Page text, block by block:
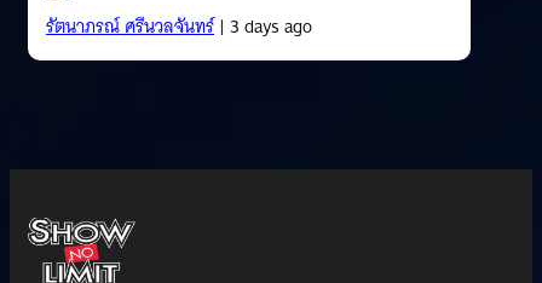
รัตนาภรณ์ ศรีนวลจันทร์| 3 days ago